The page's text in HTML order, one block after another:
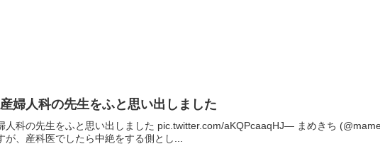
婦人科の先生をふと思い出しました
人科の先生をふと思い出しました pic.twitter.com/aKQPcaaqHJ— まめきち
が、産科医でしたら中絶をする側とし...